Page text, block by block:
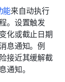
能来自动执行
。设置触发
化或截止日期
息通知。例
接近其缓解截
通知。